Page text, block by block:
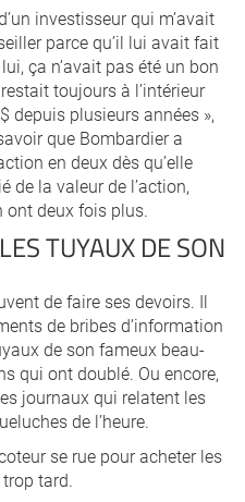
investisseur qui m’avait
parce qu’il lui avait fait
ça n’avait pas été un bon
toujours à l’intérieur
depuis plusieurs années »,
que Bombardier a
en deux dès qu’elle
de la valeur de l’action,
ont deux fois plus.
TUYAUX DE SON
de faire ses devoirs. Il
de bribes d’information
de son fameux beau-
qui ont doublé. Ou encore,
journaux qui relatent les
de l’heure.
se rue pour acheter les
tard.